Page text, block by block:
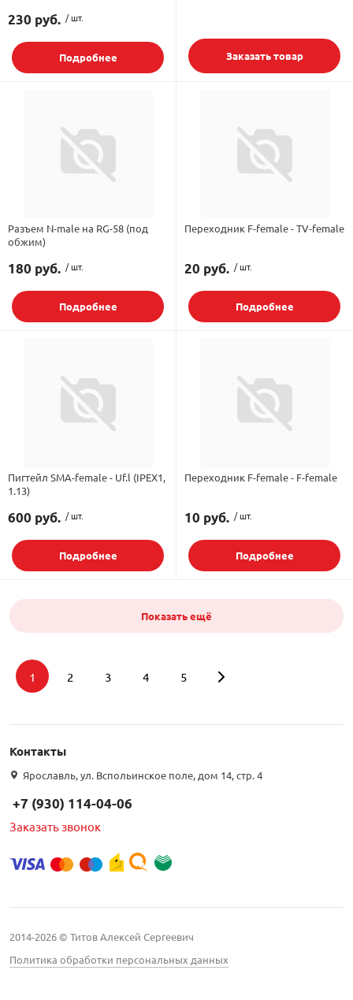
Интернет цена
230 руб. / шт.
Подробнее Заказать товар
Разъем N-male на RG-58 (под
обжим)
180 руб. / шт.
Подробнее
Переходник F-female - TV-female
20 руб. / шт.
Подробнее
Пигтейл SMA-female - Uf.l (IPEX1,
1.13)
600 руб. / шт.
Подробнее
Переходник F-female - F-female
10 руб. / шт.
Подробнее
Показать ещё
1 2 3 4 5
Контакты
Ярославль, ул. Вспольинское поле, дом 14, стр. 4
+7 (930) 114-04-06
Заказать звонок
2014-2026 © Титов Алексей Сергеевич
Политика обработки персональных данных